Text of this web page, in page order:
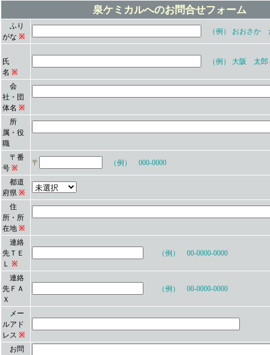
泉ケミカルへのお問合せフォーム
ふり
がな ※
（例） おおさか
氏
名 ※
（例） 大阪 太郎
会
社・団
体名 ※
所
属・役
職
〒番
号 ※
〒 （例） 000-0000
都道
府県 ※
住
所・所
在地 ※
連絡
先ＴＥ
Ｌ ※
（例） 00-0000-0000
連絡
先ＦＡ
Ｘ
（例） 00-0000-0000
メー
ルアド
レス ※
お問